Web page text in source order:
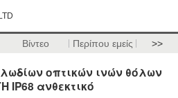
Βίντεο Περίπου εμείς >>
οπτικών ινών θόλων
IP68 ανθεκτικό